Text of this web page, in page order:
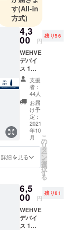
す。
プレス：
ELLEgirl/SP
UR/with/経済
す(All-in
方式)
4,3
00 円
残り56
WEHVE
デバイ
ス 1個
5,800円
→4,300
円 20名
限定 8
月下旬
にお届
け予定
送料380
円→0円
配送の
際はプ
ロダク
トがわ
いよう
に、発
送させ
ていた
だきま
す。
支援
者：
44人
お届
け予
定：
2021
年10
月
詳細を見る
こ
の
リ
タ
ー
ン
を
選
択
す
る
6,5
00 円
残り81
WEHVE
デバイ
ス 1個